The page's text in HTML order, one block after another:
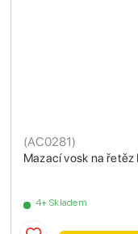
Mazací vosk na
(AC0281)
4+ Skladem